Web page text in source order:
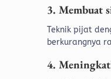
3. Membuat
Teknik pijat
berkurangnya
4.